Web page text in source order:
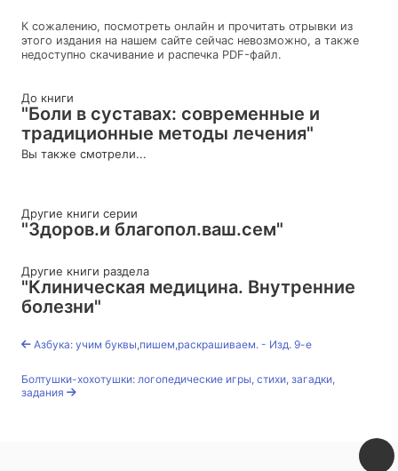
К сожалению, посмотреть онлайн и прочитать отрывки из
этого издания на нашем сайте сейчас невозможно, а также
недоступно скачивание и распечка PDF-файл.
До книги
"Боли в суставах: современные и
традиционные методы лечения"
Вы также смотрели...
Другие книги серии
"Здоров.и благопол.ваш.сем"
Другие книги раздела
"Клиническая медицина. Внутренние
болезни"
Азбука: учим буквы,пишем,раскрашиваем. - Изд. 9-е
Болтушки-хохотушки: логопедические игры, стихи, загадки,
задания